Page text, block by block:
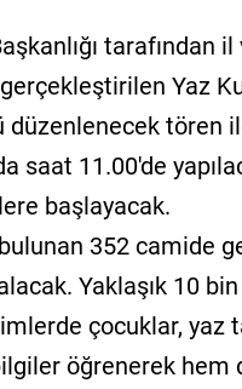
tarafından
Yaz
tören
saat 11.00'de
başlayacak.
352 camide
Yaklaşık 10 bin
çocuklar, yaz
öğrenerek hem